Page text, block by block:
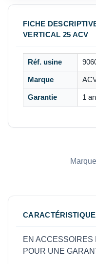
FICHE
VERTICAL 25 ACV
Réf. usine
Marque
Garantie 1 an
EN
POUR UNE